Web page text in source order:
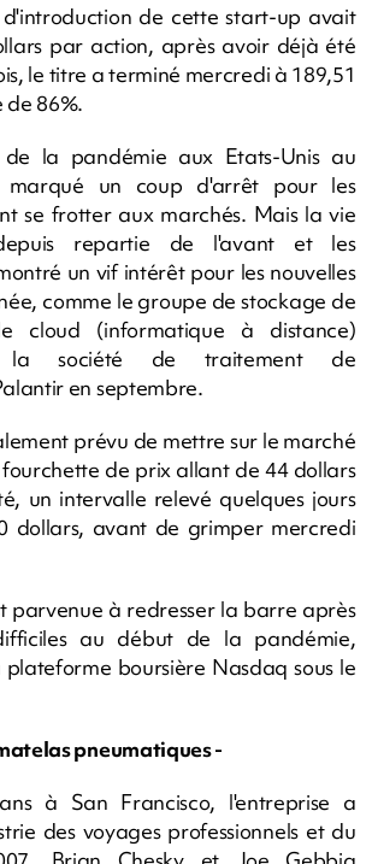
de cette start-up avait
par action, après avoir déjà été
le titre a terminé mercredi à 189,51
de 86%.
la pandémie aux Etats-Unis au
marqué un coup d'arrêt pour les
se frotter aux marchés. Mais la vie
repartie de l'avant et les
un vif intérêt pour les nouvelles
comme le groupe de stockage de
cloud (informatique à distance)
la société de traitement de
en septembre.
prévu de mettre sur le marché
fourchette de prix allant de 44 dollars
un intervalle relevé quelques jours
dollars, avant de grimper mercredi
parvenue à redresser la barre après
au début de la pandémie,
boursière Nasdaq sous le
pneumatiques -
à San Francisco, l'entreprise a
des voyages professionnels et du